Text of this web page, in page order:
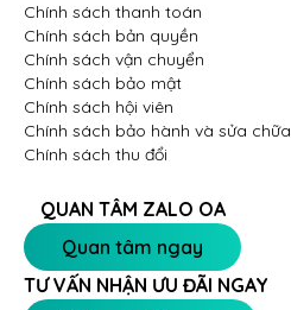
Chính sách thanh toán
Chính sách bản quyền
Chính sách vận chuyển
Chính sách bảo mật
Chính sách hội viên
Chính sách bảo hành và sửa chữa
Chính sách thu đổi
QUAN TÂM ZALO OA
Quan tâm ngay
TƯ VẤN NHẬN ƯU ĐÃI NGAY